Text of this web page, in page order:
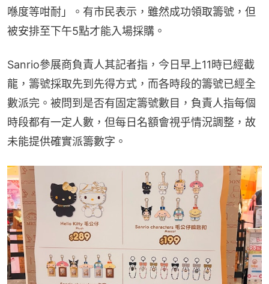
喺度等咁耐」。有市民表示，雖然成功領取籌號，但
被安排至下午5點才能入場採購。
Sanrio參展商負責人其記者指，今日早上11時已經截
龍，籌號採取先到先得方式，而各時段的籌號已經全
數派完。被問到是否有固定籌號數目，負責人指每個
時段都有一定人數，但每日名額會視乎情況調整，故
未能提供確實派籌數字。